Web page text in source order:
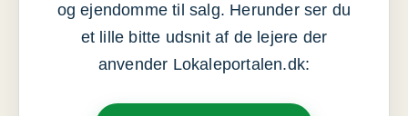
og ejendomme til salg. Herunder ser du
et lille bitte udsnit af de lejere der
anvender Lokaleportalen.dk: